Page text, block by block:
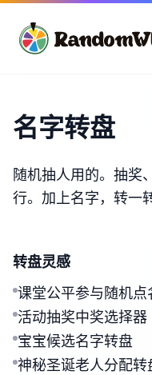
名字转盘
随机抽人用的。抽奖
行。加上名字，转一
转盘灵感
课堂公平参与随机点
活动抽奖中奖选择器
宝宝候选名字转盘
神秘圣诞老人分配转